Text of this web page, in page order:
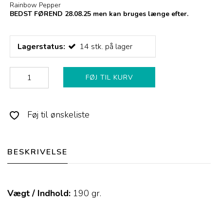
Rainbow Pepper
BEDST FØREND 28.08.25 men kan bruges længe efter.
Lagerstatus: 14 stk. på lager
FØJ TIL KURV
Føj til ønskeliste
BESKRIVELSE
Vægt / Indhold: 190 gr.